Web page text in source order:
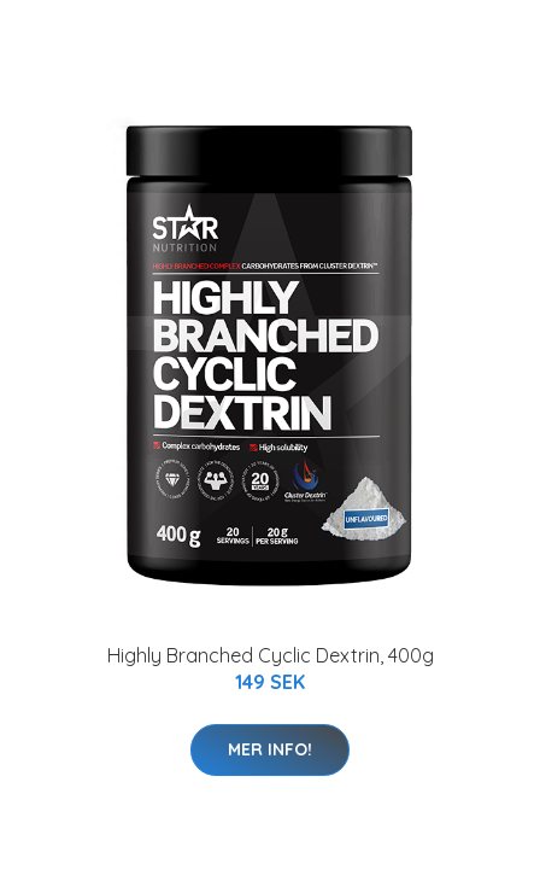
Highly Branched Cyclic Dextrin, 400g
149 SEK
MER INFO!